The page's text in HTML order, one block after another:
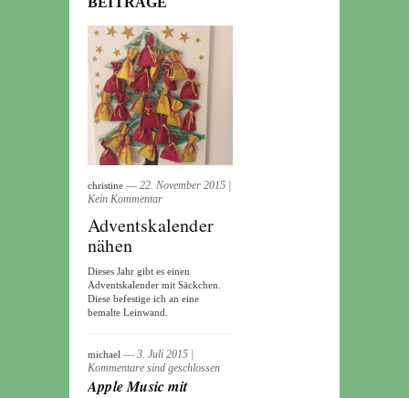
christine ― 22. November 2015
Kein Kommentar
Adventskalender
nähen
Dieses Jahr gibt es einen
Adventskalender mit Säckchen.
Diese befestige ich an eine
bemalte Leinwand.
michael ― 3. Juli 2015
Kommentare sind geschlossen
Apple Music mit